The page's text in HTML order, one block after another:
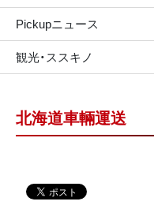
Pickupニュース
観光・ススキノ
北海道車輛運送